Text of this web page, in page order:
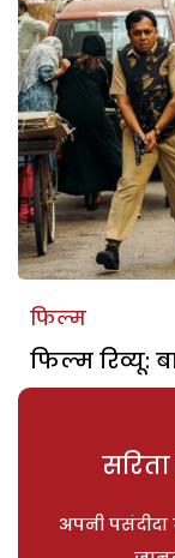
फिल्म
फिल्म रिव्यू:
अपनी